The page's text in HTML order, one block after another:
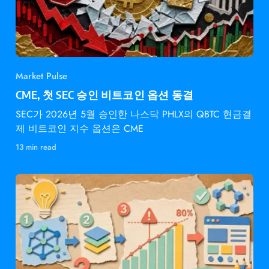
Market Pulse
CME, 첫 SEC 승인 비트코인 옵션 동결
SEC가 2026년 5월 승인한 나스닥 PHLX의 QBTC 현금결
제 비트코인 지수 옵션은 CME
13 min read